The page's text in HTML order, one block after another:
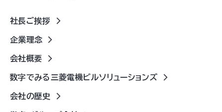
社長ご挨拶
企業理念
会社概要
数字でみる三菱電機ビルソリューションズ
会社の歴史